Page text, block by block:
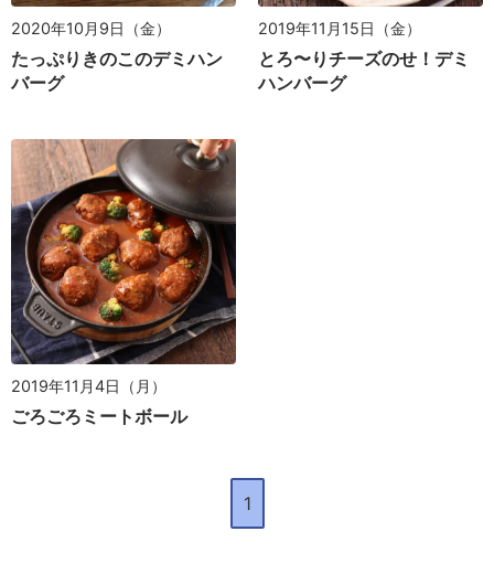
2020年10月9日（金）
たっぷりきのこのデミハン
バーグ
2019年11月15日（金）
とろ〜りチーズのせ！デミ
ハンバーグ
2019年11月4日（月）
ごろごろミートボール
1